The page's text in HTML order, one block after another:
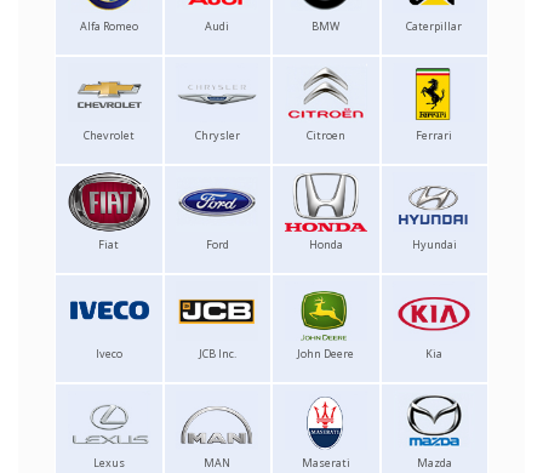
Alfa Romeo Audi BMW Caterpillar
Chevrolet Chrysler Citroen Ferrari
Fiat Ford Honda Hyundai
Iveco JCB Inc. John Deere Kia
Lexus MAN Maserati Mazda